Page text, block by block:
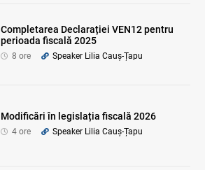
Completarea Declarației VEN12 pentru
perioada fiscală 2025
8 ore Speaker Lilia Cauș-Țapu
Modificări în legislația fiscală 2026
4 ore Speaker Lilia Cauș-Țapu